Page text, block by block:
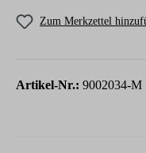
Zum Merkzettel
Artikel-Nr.: 9002034-M